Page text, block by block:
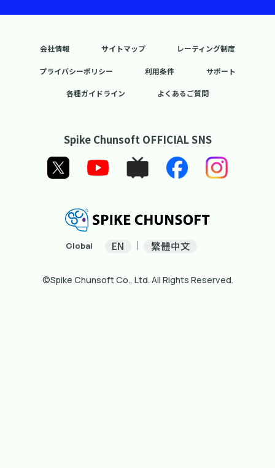
会社情報 サイトマップ レーティング制度
プライバシーポリシー 利用条件 サポート
各種ガイドライン よくあるご質問
Spike Chunsoft OFFICIAL SNS
Global EN 繁體中文
©Spike Chunsoft Co., Ltd. All Rights Reserved.